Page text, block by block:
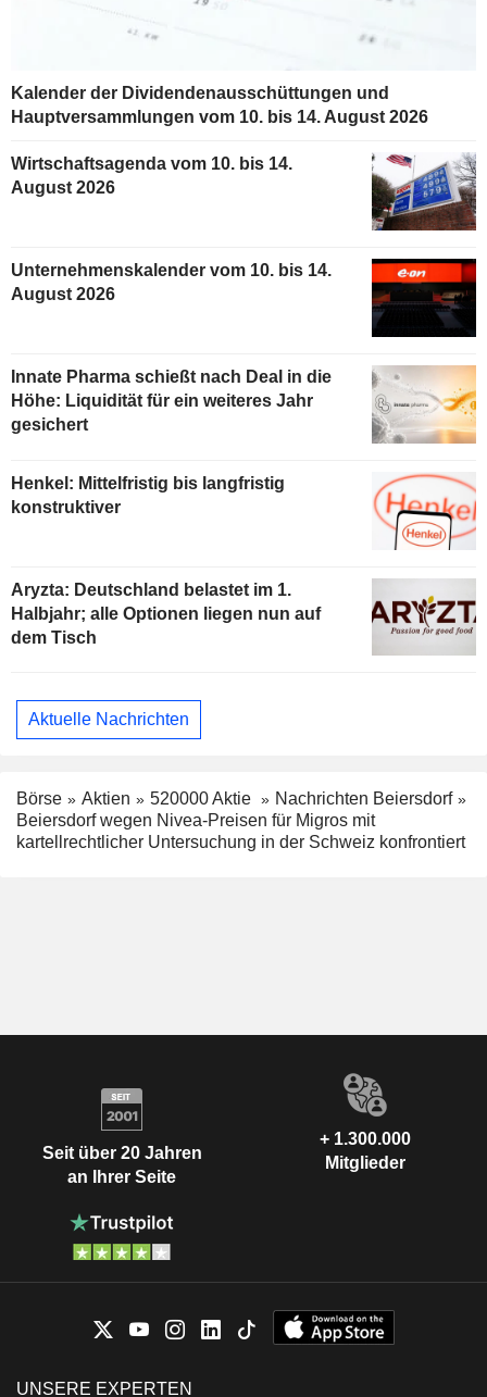
Kalender der Dividendenausschüttungen und
Hauptversammlungen vom 10. bis 14. August 2026
Wirtschaftsagenda vom 10. bis 14.
August 2026
Unternehmenskalender vom 10. bis 14.
August 2026
Innate Pharma schießt nach Deal in die
Höhe: Liquidität für ein weiteres Jahr
gesichert
Henkel: Mittelfristig bis langfristig
konstruktiver
Aryzta: Deutschland belastet im 1.
Halbjahr; alle Optionen liegen nun auf
dem Tisch
Aktuelle Nachrichten
Börse Aktien 520000 Aktie
Nachrichten Beiersdorf
Beiersdorf wegen Nivea-Preisen für Migros mit
kartellrechtlicher Untersuchung in der Schweiz konfrontiert
Seit über 20 Jahren
an Ihrer Seite
+ 1.300.000
Mitglieder
UNSERE EXPERTEN